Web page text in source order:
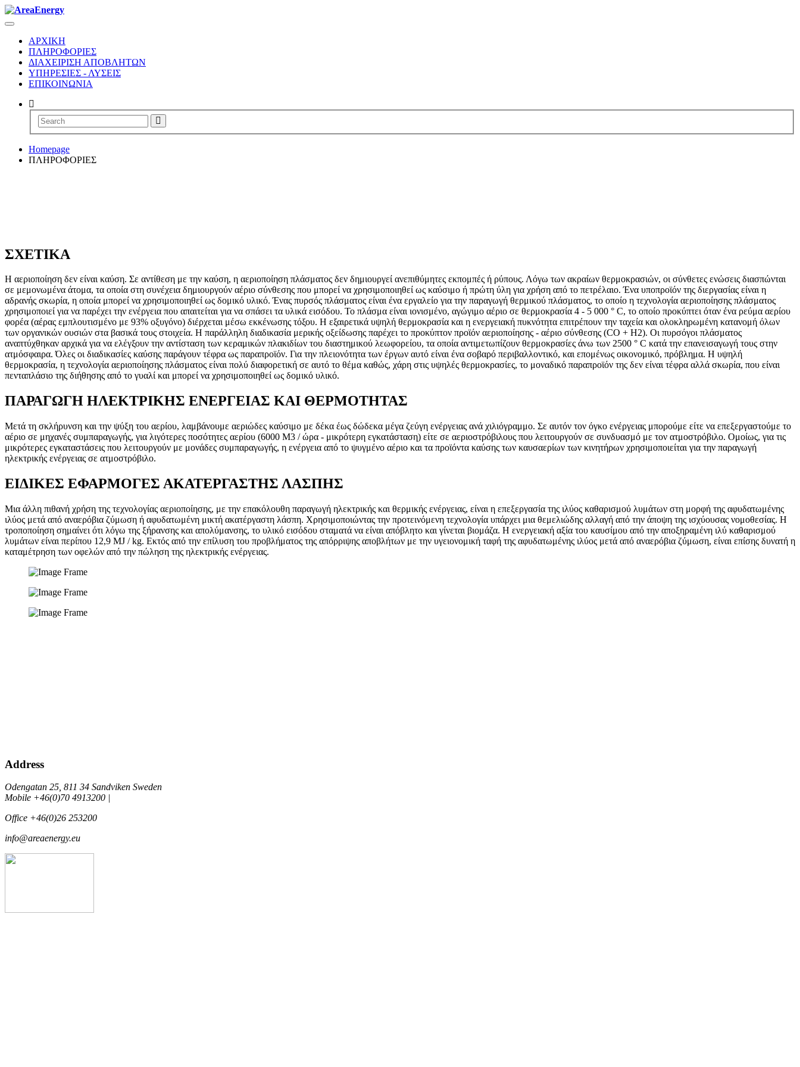
Toggle
navigationΑΡΧΙΚΗ
ΠΛΗΡΟΦΟΡΙΕΣ
ΔΙΑΧΕΙΡΙΣΗ ΑΠΟΒΛΗΤΩΝ
ΥΠΗΡΕΣΙΕΣ - ΛΥΣΕΙΣ
ΕΠΙΚΟΙΝΩΝΙΑ
Homepage
ΠΛΗΡΟΦΟΡΙΕΣ
ΣΧΕΤΙΚΑ
Η αεριοποίηση δεν είναι καύση. Σε αντίθεση με την καύση, η αεριοποίηση πλάσματος δεν δημιουργεί ανεπιθύμητες εκπομπές ή ρύπους. Λόγω των ακραίων θερμοκρασιών, οι σύνθετες ενώσεις διασπώνται
σε μεμονωμένα άτομα, τα οποία στη συνέχεια δημιουργούν αέριο σύνθεσης που μπορεί να χρησιμοποιηθεί ως καύσιμο ή πρώτη ύλη για χρήση από το πετρέλαιο. Ένα υποπροϊόν της διεργασίας είναι η
αδρανής σκωρία, η οποία μπορεί να χρησιμοποιηθεί ως δομικό υλικό. Ένας πυρσός πλάσματος είναι ένα εργαλείο για την παραγωγή θερμικού πλάσματος, το οποίο η τεχνολογία αεριοποίησης πλάσματος
χρησιμοποιεί για να παρέχει την ενέργεια που απαιτείται για να σπάσει τα υλικά εισόδου. Το πλάσμα είναι ιονισμένο, αγώγιμο αέριο σε θερμοκρασία 4 - 5 000 ° C, το οποίο προκύπτει όταν ένα ρεύμα αερίου
φορέα (αέρας εμπλουτισμένο με 93% οξυγόνο) διέρχεται μέσω εκκένωσης τόξου. Η εξαιρετικά υψηλή θερμοκρασία και η ενεργειακή πυκνότητα επιτρέπουν την ταχεία και ολοκληρωμένη κατανομή όλων
των οργανικών ουσιών στα βασικά τους στοιχεία. Η παράλληλη διαδικασία μερικής οξείδωσης παρέχει το προκύπτον προϊόν αεριοποίησης - αέριο σύνθεσης (CO + H2). Οι πυρσόγοι πλάσματος
αναπτύχθηκαν αρχικά για να ελέγξουν την αντίσταση των κεραμικών πλακιδίων του διαστημικού λεωφορείου, τα οποία αντιμετωπίζουν θερμοκρασίες άνω των 2500 ° C κατά την επανεισαγωγή τους στην
ατμόσφαιρα. Όλες οι διαδικασίες καύσης παράγουν τέφρα ως παραπροϊόν. Για την πλειονότητα των έργων αυτό είναι ένα σοβαρό περιβαλλοντικό, και επομένως οικονομικό, πρόβλημα. Η υψηλή
θερμοκρασία, η τεχνολογία αεριοποίησης πλάσματος είναι πολύ διαφορετική σε αυτό το θέμα καθώς, χάρη στις υψηλές θερμοκρασίες, το μοναδικό παραπροϊόν της δεν είναι τέφρα αλλά σκωρία, που είναι
πενταπλάσιο της διήθησης από το γυαλί και μπορεί να χρησιμοποιηθεί ως δομικό υλικό.
ΠΑΡΑΓΩΓΗ ΗΛΕΚΤΡΙΚΗΣ ΕΝΕΡΓΕΙΑΣ ΚΑΙ ΘΕΡΜΟΤΗΤΑΣ
Μετά τη σκλήρυνση και την ψύξη του αερίου, λαμβάνουμε αεριώδες καύσιμο με δέκα έως δώδεκα μέγα ζεύγη ενέργειας ανά χιλιόγραμμο. Σε αυτόν τον όγκο ενέργειας μπορούμε είτε να επεξεργαστούμε το
αέριο σε μηχανές συμπαραγωγής, για λιγότερες ποσότητες αερίου (6000 M3 / ώρα - μικρότερη εγκατάσταση) είτε σε αεριοστρόβιλους που λειτουργούν σε συνδυασμό με τον ατμοστρόβιλο. Ομοίως, για τις
μικρότερες εγκαταστάσεις που λειτουργούν με μονάδες συμπαραγωγής, η ενέργεια από το ψυγμένο αέριο και τα προϊόντα καύσης των καυσαερίων των κινητήρων χρησιμοποιείται για την παραγωγή
ηλεκτρικής ενέργειας σε ατμοστρόβιλο.
ΕΙΔΙΚΕΣ ΕΦΑΡΜΟΓΕΣ ΑΚΑΤΕΡΓΑΣΤΗΣ ΛΑΣΠΗΣ
Μια άλλη πιθανή χρήση της τεχνολογίας αεριοποίησης, με την επακόλουθη παραγωγή ηλεκτρικής και θερμικής ενέργειας, είναι η επεξεργασία της ιλύος καθαρισμού λυμάτων στη μορφή της αφυδατωμένης
ιλύος μετά από αναερόβια ζύμωση ή αφυδατωμένη μικτή ακατέργαστη λάσπη. Χρησιμοποιώντας την προτεινόμενη τεχνολογία υπάρχει μια θεμελιώδης αλλαγή από την άποψη της ισχύουσας νομοθεσίας. Η
τροποποίηση σημαίνει ότι λόγω της ξήρανσης και απολύμανσης, το υλικό εισόδου σταματά να είναι απόβλητο και γίνεται βιομάζα. Η ενεργειακή αξία του καυσίμου από την αποξηραμένη ιλύ καθαρισμού
λυμάτων είναι περίπου 12,9 MJ / kg. Εκτός από την επίλυση του προβλήματος της απόρριψης αποβλήτων με την υγειονομική ταφή της αφυδατωμένης ιλύος μετά από αναερόβια ζύμωση, είναι επίσης δυνατή η
καταμέτρηση των οφελών από την πώληση της ηλεκτρικής ενέργειας.
Address
Odengatan 25, 811 34 Sandviken Sweden
Mobile +46(0)70 4913200 |
Office +46(0)26 253200
info@areaenergy.eu